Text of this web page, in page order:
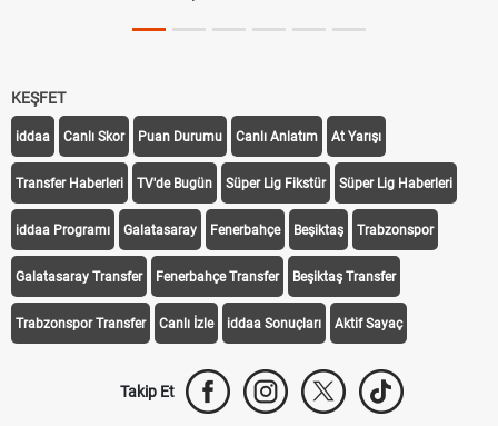
KEŞFET
iddaa Canlı Skor Puan Durumu Canlı Anlatım At Yarışı
Transfer Haberleri TV'de Bugün Süper Lig Fikstür Süper Lig Haberleri
iddaa Programı Galatasaray Fenerbahçe Beşiktaş Trabzonspor
Galatasaray Transfer Fenerbahçe Transfer Beşiktaş Transfer
Trabzonspor Transfer Canlı İzle iddaa Sonuçları Aktif Sayaç
Takip Et